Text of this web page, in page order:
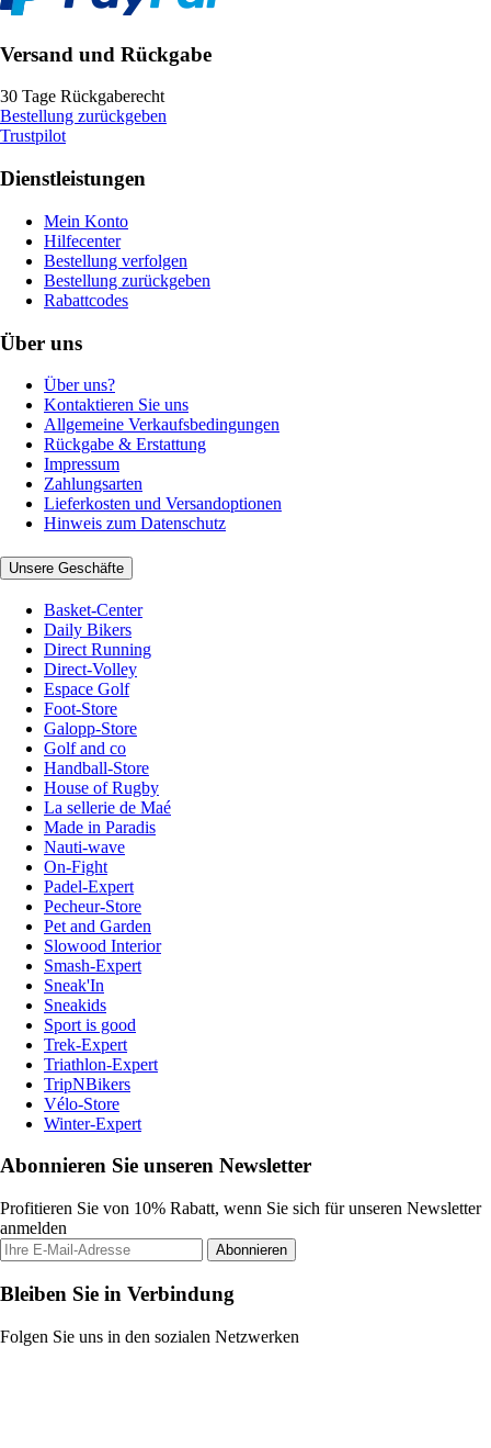
Versand und Rückgabe
30 Tage Rückgaberecht
Bestellung zurückgeben
Trustpilot
Dienstleistungen
Mein Konto
Hilfecenter
Bestellung verfolgen
Bestellung zurückgeben
Rabattcodes
Über uns
Über uns?
Kontaktieren Sie uns
Allgemeine Verkaufsbedingungen
Rückgabe & Erstattung
Impressum
Zahlungsarten
Lieferkosten und Versandoptionen
Hinweis zum Datenschutz
Unsere Geschäfte
Basket-Center
Daily Bikers
Direct Running
Direct-Volley
Espace Golf
Foot-Store
Galopp-Store
Golf and co
Handball-Store
House of Rugby
La sellerie de Maé
Made in Paradis
Nauti-wave
On-Fight
Padel-Expert
Pecheur-Store
Pet and Garden
Slowood Interior
Smash-Expert
Sneak'In
Sneakids
Sport is good
Trek-Expert
Triathlon-Expert
TripNBikers
Vélo-Store
Winter-Expert
Abonnieren Sie unseren Newsletter
Profitieren Sie von 10% Rabatt, wenn Sie sich für unseren Newsletter
anmelden
Abonnieren
Bleiben Sie in Verbindung
Folgen Sie uns in den sozialen Netzwerken